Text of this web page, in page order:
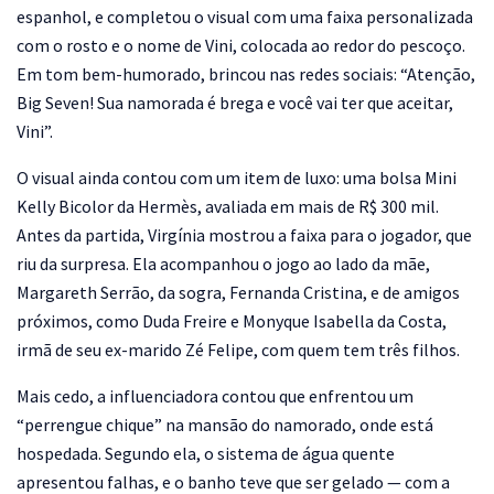
espanhol, e completou o visual com uma faixa personalizada
com o rosto e o nome de Vini, colocada ao redor do pescoço.
Em tom bem-humorado, brincou nas redes sociais: “Atenção,
Big Seven! Sua namorada é brega e você vai ter que aceitar,
Vini”.
O visual ainda contou com um item de luxo: uma bolsa Mini
Kelly Bicolor da Hermès, avaliada em mais de R$ 300 mil.
Antes da partida, Virgínia mostrou a faixa para o jogador, que
riu da surpresa. Ela acompanhou o jogo ao lado da mãe,
Margareth Serrão, da sogra, Fernanda Cristina, e de amigos
próximos, como Duda Freire e Monyque Isabella da Costa,
irmã de seu ex-marido Zé Felipe, com quem tem três filhos.
Mais cedo, a influenciadora contou que enfrentou um
“perrengue chique” na mansão do namorado, onde está
hospedada. Segundo ela, o sistema de água quente
apresentou falhas, e o banho teve que ser gelado — com a